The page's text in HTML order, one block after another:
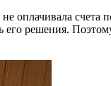
счета
его решения.